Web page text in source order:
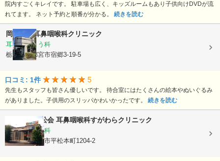
院内すごくキレイです。 駐車場も広く、キッズルームもあり子供向けDVDが流
れてます。 ネット予約と順番が分かる。 続きを読む
岡田記念耳鼻咽喉科クリニック
耳鼻いんこう科
栃木県宇都宮市宿郷3-19-5
口コミ: 1件 5
先生もスタッフも皆さん優しいです。 待合室にはたくさんの絵本やぬいぐるみ
がありました。子供用のスリッパかわいかったです。 続きを読む
医療法人藤松会 耳鼻咽喉科すがわらクリニック
耳鼻いんこう科
栃木県宇都宮市平松本町1204-2